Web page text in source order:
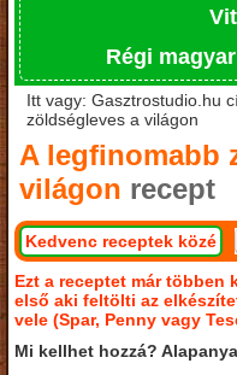
Régi
Itt vagy: Gasztrostudio.hu
zöldségleves a világon
A legfinomabb
világon recept
Kedvenc receptek közé
Ezt a receptet már többen
első aki feltölti az
vele (Spar, Penny vagy
Mi kellhet hozzá?